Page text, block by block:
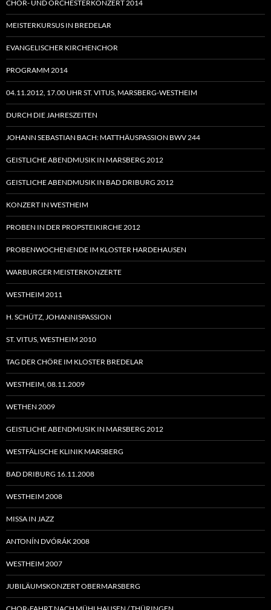
CHOR- UND ORCHESTERKONZERT 2014
MEISTERKURSUS IN BREDELAR
EVANGELISCHER KIRCHENCHOR
PROGRAMM 2014
04.11.2012, 17.00 UHR ST. VITUS, MARSBERG-WESTHEIM
DURCH DIE JAHRESZEITEN
JOHANN SEBASTIAN BACH: MATTHÄUSPASSION BWV 244
GEISTLICHE ABENDMUSIK IN MARSBERG 2012
GEISTLICHE ABENDMUSIK IN BAD DRIBURG 2012
KONZERT IN WESTHEIM
PROBEN IN DER PROPSTEIKIRCHE 2012
PROBENWOCHENENDE IM KLOSTER HARDEHAUSEN
WARBURGER MEISTERKONZERTE
WESTHEIM 2011
H. SCHÜTZ, JOHANNISPASSION
ST. VITUS, WESTHEIM 2010
TAG DER CHÖRE IM KLOSTER BREDELAR
WESTHEIM, 08.11.2009
WETHEN 2009
GEISTLICHE ABENDMUSIK IN MARSBERG 2012
WESTFÄLISCHE KLINIK MARSBERG
BAD DRIBURG 16.11.2008
WESTHEIM 2008
MISSA IN JAZZ
ANTONÍN DVÓRÁK 2008
WESTHEIM 2007
JUBILÄUMSKONZERT OBERMARSBERG